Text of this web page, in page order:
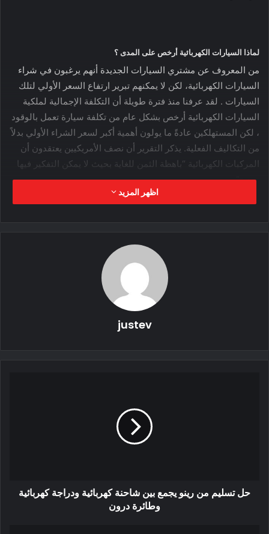
لماذا السيارات الكهربائية أرخص على المدى ؟
من المعروف عن مشتري السيارات الجديدة أنهم يرغبون في شراء
السيارات الكهربائية، لكن لا يمكنهم تبرير ارتفاع السعر الأولي لتلك
السيارات . لقد عرفنا منذ فترة طويلة أن التكلفة الإجمالية لملكية
السيارات الكهربائية أرخص بشكل عام من تكلفة سيارة تعمل بالوقود
، لكن المستهلكين عادةً ما يولون أهمية أكبر لسعر الشراء الأولي بدلاً
من التكاليف الفعلية. يذكر التقرير أن نصف الأمريكيين يعتقدون أن
المركبات الكهربائية “باهظة الثمن للغاية بحيث لا يمكن التفكير فيها
بجدية”.
يوسع هذا التحليل في حساب التكلفة الإجمالية لملكية السيارات
التكاليف من النظر إلى سعر الملصق.
اظهر المزيد
justev
حل تسليم من رينو يجمع بين شاحنة كهربائية ودراجة كهربائية
وطائرة درون